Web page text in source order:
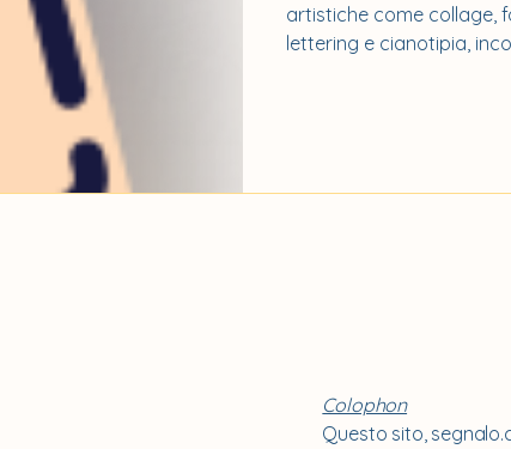
artistiche come collage,
lettering e cianotipia,
Colophon
Questo sito,